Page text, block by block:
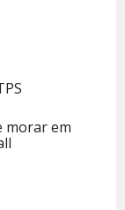
morar em